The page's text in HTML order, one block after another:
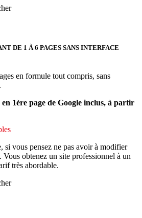
DE 1 À 6 PAGES SANS INTERFACE
en formule tout compris, sans
1ère page de Google inclus, à partir
si vous pensez ne pas avoir à modifier
obtenez un site professionnel à un
très abordable.